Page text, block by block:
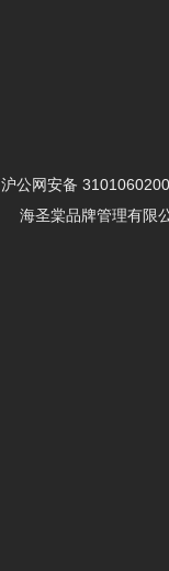
沪公网安备
海圣棠品牌管理有限